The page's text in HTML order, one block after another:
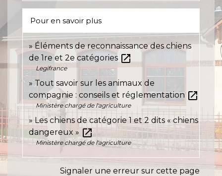
Pour en savoir plus
Éléments de reconnaissance des chiens
de 1re et 2e catégories open_in_new
Legifrance
Tout savoir sur les animaux de
compagnie : conseils et réglementation open_in_new
Ministère chargé de l'agriculture
Les chiens de catégorie 1 et 2 dits « chiens
dangereux » open_in_new
Ministère chargé de l'agriculture
Signaler une erreur sur cette page